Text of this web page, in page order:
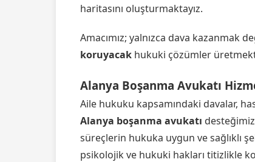
haritasını oluşturmaktayız.
Amacımız; yalnızca dava kazanmak
koruyacak hukuki çözümler
Alanya Boşanma Avukatı
Aile hukuku kapsamındaki davalar,
Alanya boşanma avukatı
süreçlerin hukuka uygun ve sağlıklı
psikolojik ve hukuki hakları titizlikle